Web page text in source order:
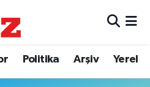
Politika Arşiv Yerel